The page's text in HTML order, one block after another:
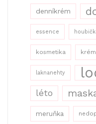
denníkrém
essence
kosmetika
laknanehty
léto
meruňka